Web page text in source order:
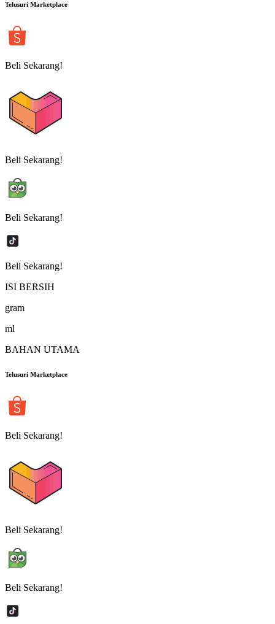
Telusuri Marketplace
Beli Sekarang!
Beli Sekarang!
Beli Sekarang!
Beli Sekarang!
ISI BERSIH
gram
ml
BAHAN UTAMA
Telusuri Marketplace
Beli Sekarang!
Beli Sekarang!
Beli Sekarang!